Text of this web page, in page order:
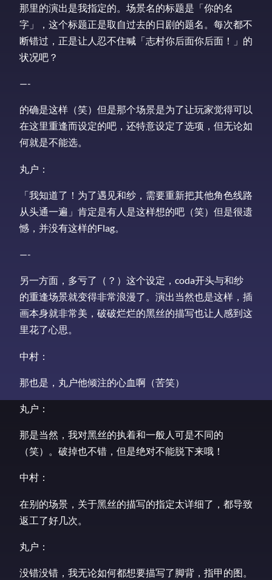
那里的演出是我指定的。场景名的标题是「你的名
字」，这个标题正是取自过去的日剧的题名。每次都不
断错过，正是让人忍不住喊「志村你后面你后面！」的
状况吧？
—-
的确是这样（笑）但是那个场景是为了让玩家觉得可以
在这里重逢而设定的吧，还特意设定了选项，但无论如
何就是不能选。
丸户：
「我知道了！为了遇见和纱，需要重新把其他角色线路
从头通一遍」肯定是有人是这样想的吧（笑）但是很遗
憾，并没有这样的Flag。
—-
另一方面，多亏了（？）这个设定，coda开头与和纱
的重逢场景就变得非常浪漫了。演出当然也是这样，插
画本身就非常美，破破烂烂的黑丝的描写也让人感到这
里花了心思。
中村：
那也是，丸户他倾注的心血啊（苦笑）
丸户：
那是当然，我对黑丝的执着和一般人可是不同的
（笑）。破掉也不错，但是绝对不能脱下来哦！
中村：
在别的场景，关于黑丝的描写的指定太详细了，都导致
返工了好几次。
丸户：
没错没错，我无论如何都想要描写了脚背，指甲的图。